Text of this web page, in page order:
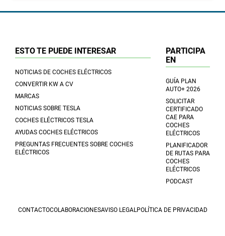
ESTO TE PUEDE INTERESAR
NOTICIAS DE COCHES ELÉCTRICOS
CONVERTIR KW A CV
MARCAS
NOTICIAS SOBRE TESLA
COCHES ELÉCTRICOS TESLA
AYUDAS COCHES ELÉCTRICOS
PREGUNTAS FRECUENTES SOBRE COCHES
ELÉCTRICOS
PARTICIPA
EN
GUÍA PLAN
AUTO+ 2026
SOLICITAR
CERTIFICADO
CAE PARA
COCHES
ELÉCTRICOS
PLANIFICADOR
DE RUTAS PARA
COCHES
ELÉCTRICOS
PODCAST
CONTACTOCOLABORACIONESAVISO LEGALPOLÍTICA DE PRIVACIDAD